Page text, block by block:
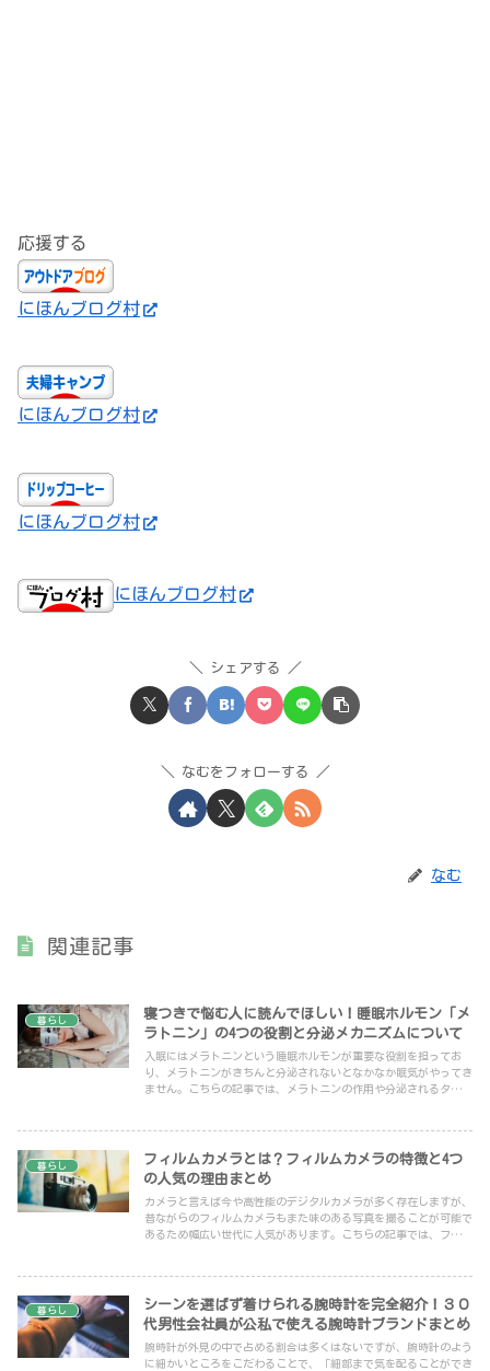
応援する
にほんブログ村
にほんブログ村
にほんブログ村
にほんブログ村
シェアする
なむをフォローする
なむ
関連記事
暮らし
寝つきで悩む人に読んでほしい！睡眠ホルモン「メ
ラトニン」の4つの役割と分泌メカニズムについて
入眠にはメラトニンという睡眠ホルモンが重要な役割を担ってお
り、メラトニンがきちんと分泌されないとなかなか眠気がやってき
ません。こちらの記事では、メラトニンの作用や分泌されるタイミ
暮らし
フィルムカメラとは？フィルムカメラの特徴と4つ
の人気の理由まとめ
カメラと言えば今や高性能のデジタルカメラが多く存在しますが、
昔ながらのフィルムカメラもまた味のある写真を撮ることが可能で
あるため幅広い世代に人気があります。こちらの記事では、フィル
暮らし
シーンを選ばず着けられる腕時計を完全紹介！３０
代男性会社員が公私で使える腕時計ブランドまとめ
腕時計が外見の中で占める割合は多くはないですが、腕時計のよう
に細かいところをこだわることで、「細部まで気を配ることができ